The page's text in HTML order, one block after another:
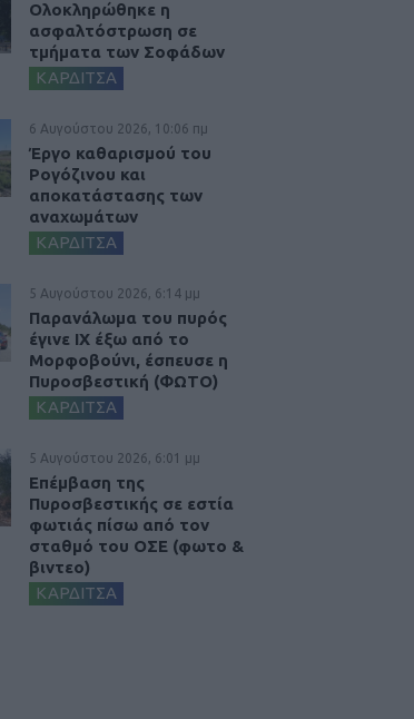
Ολοκληρώθηκε η
ασφαλτόστρωση σε
τμήματα των Σοφάδων
ΚΑΡΔΙΤΣΑ
6 Αυγούστου 2026, 10:06 πμ
Έργο καθαρισμού του
Ρογόζινου και
αποκατάστασης των
αναχωμάτων
ΚΑΡΔΙΤΣΑ
5 Αυγούστου 2026, 6:14 μμ
Παρανάλωμα του πυρός
έγινε ΙΧ έξω από το
Μορφοβούνι, έσπευσε η
Πυροσβεστική (ΦΩΤΟ)
ΚΑΡΔΙΤΣΑ
5 Αυγούστου 2026, 6:01 μμ
Επέμβαση της
Πυροσβεστικής σε εστία
φωτιάς πίσω από τον
σταθμό του ΟΣΕ (φωτο &
βιντεο)
ΚΑΡΔΙΤΣΑ